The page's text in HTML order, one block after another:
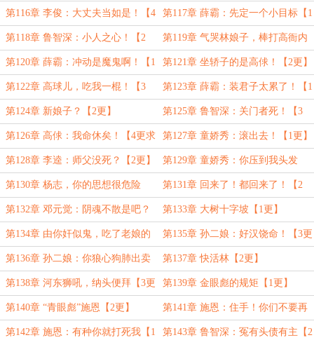
第116章 李俊：大丈夫当如是！【4
更求追读】
第117章 薛霸：先定一个小目标【1
更】
第118章 鲁智深：小人之心！【2
更】
第119章 气哭林娘子，棒打高衙内
【3更】
第120章 薛霸：冲动是魔鬼啊！【1
更】
第121章 坐轿子的是高俅！【2更】
第122章 高球儿，吃我一棍！【3
更】
第123章 薛霸：装君子太累了！【1
更】
第124章 新娘子？【2更】 第125章 鲁智深：关门者死！【3
更】
第126章 高俅：我命休矣！【4更求
月票】
第127章 童娇秀：滚出去！【1更】
第128章 李逵：师父没死？【2更】 第129章 童娇秀：你压到我头发
了！【3更求月票】
第130章 杨志，你的思想很危险
呀！【1更】
第131章 回来了！都回来了！【2
更】
第132章 邓元觉：阴魂不散是吧？
【3更】
第133章 大树十字坡【1更】
第134章 由你奸似鬼，吃了老娘的
洗脚水！【2更】
第135章 孙二娘：好汉饶命！【3更
求月票】
第136章 孙二娘：你狼心狗肺出卖
我【1更】
第137章 快活林【2更】
第138章 河东狮吼，纳头便拜【3更
求月票】
第139章 金眼彪的规矩【1更】
第140章 “青眼彪”施恩【2更】 第141章 施恩：住手！你们不要再
打了！【3更】
第142章 施恩：有种你就打死我【1 第143章 鲁智深：冤有头债有主【2